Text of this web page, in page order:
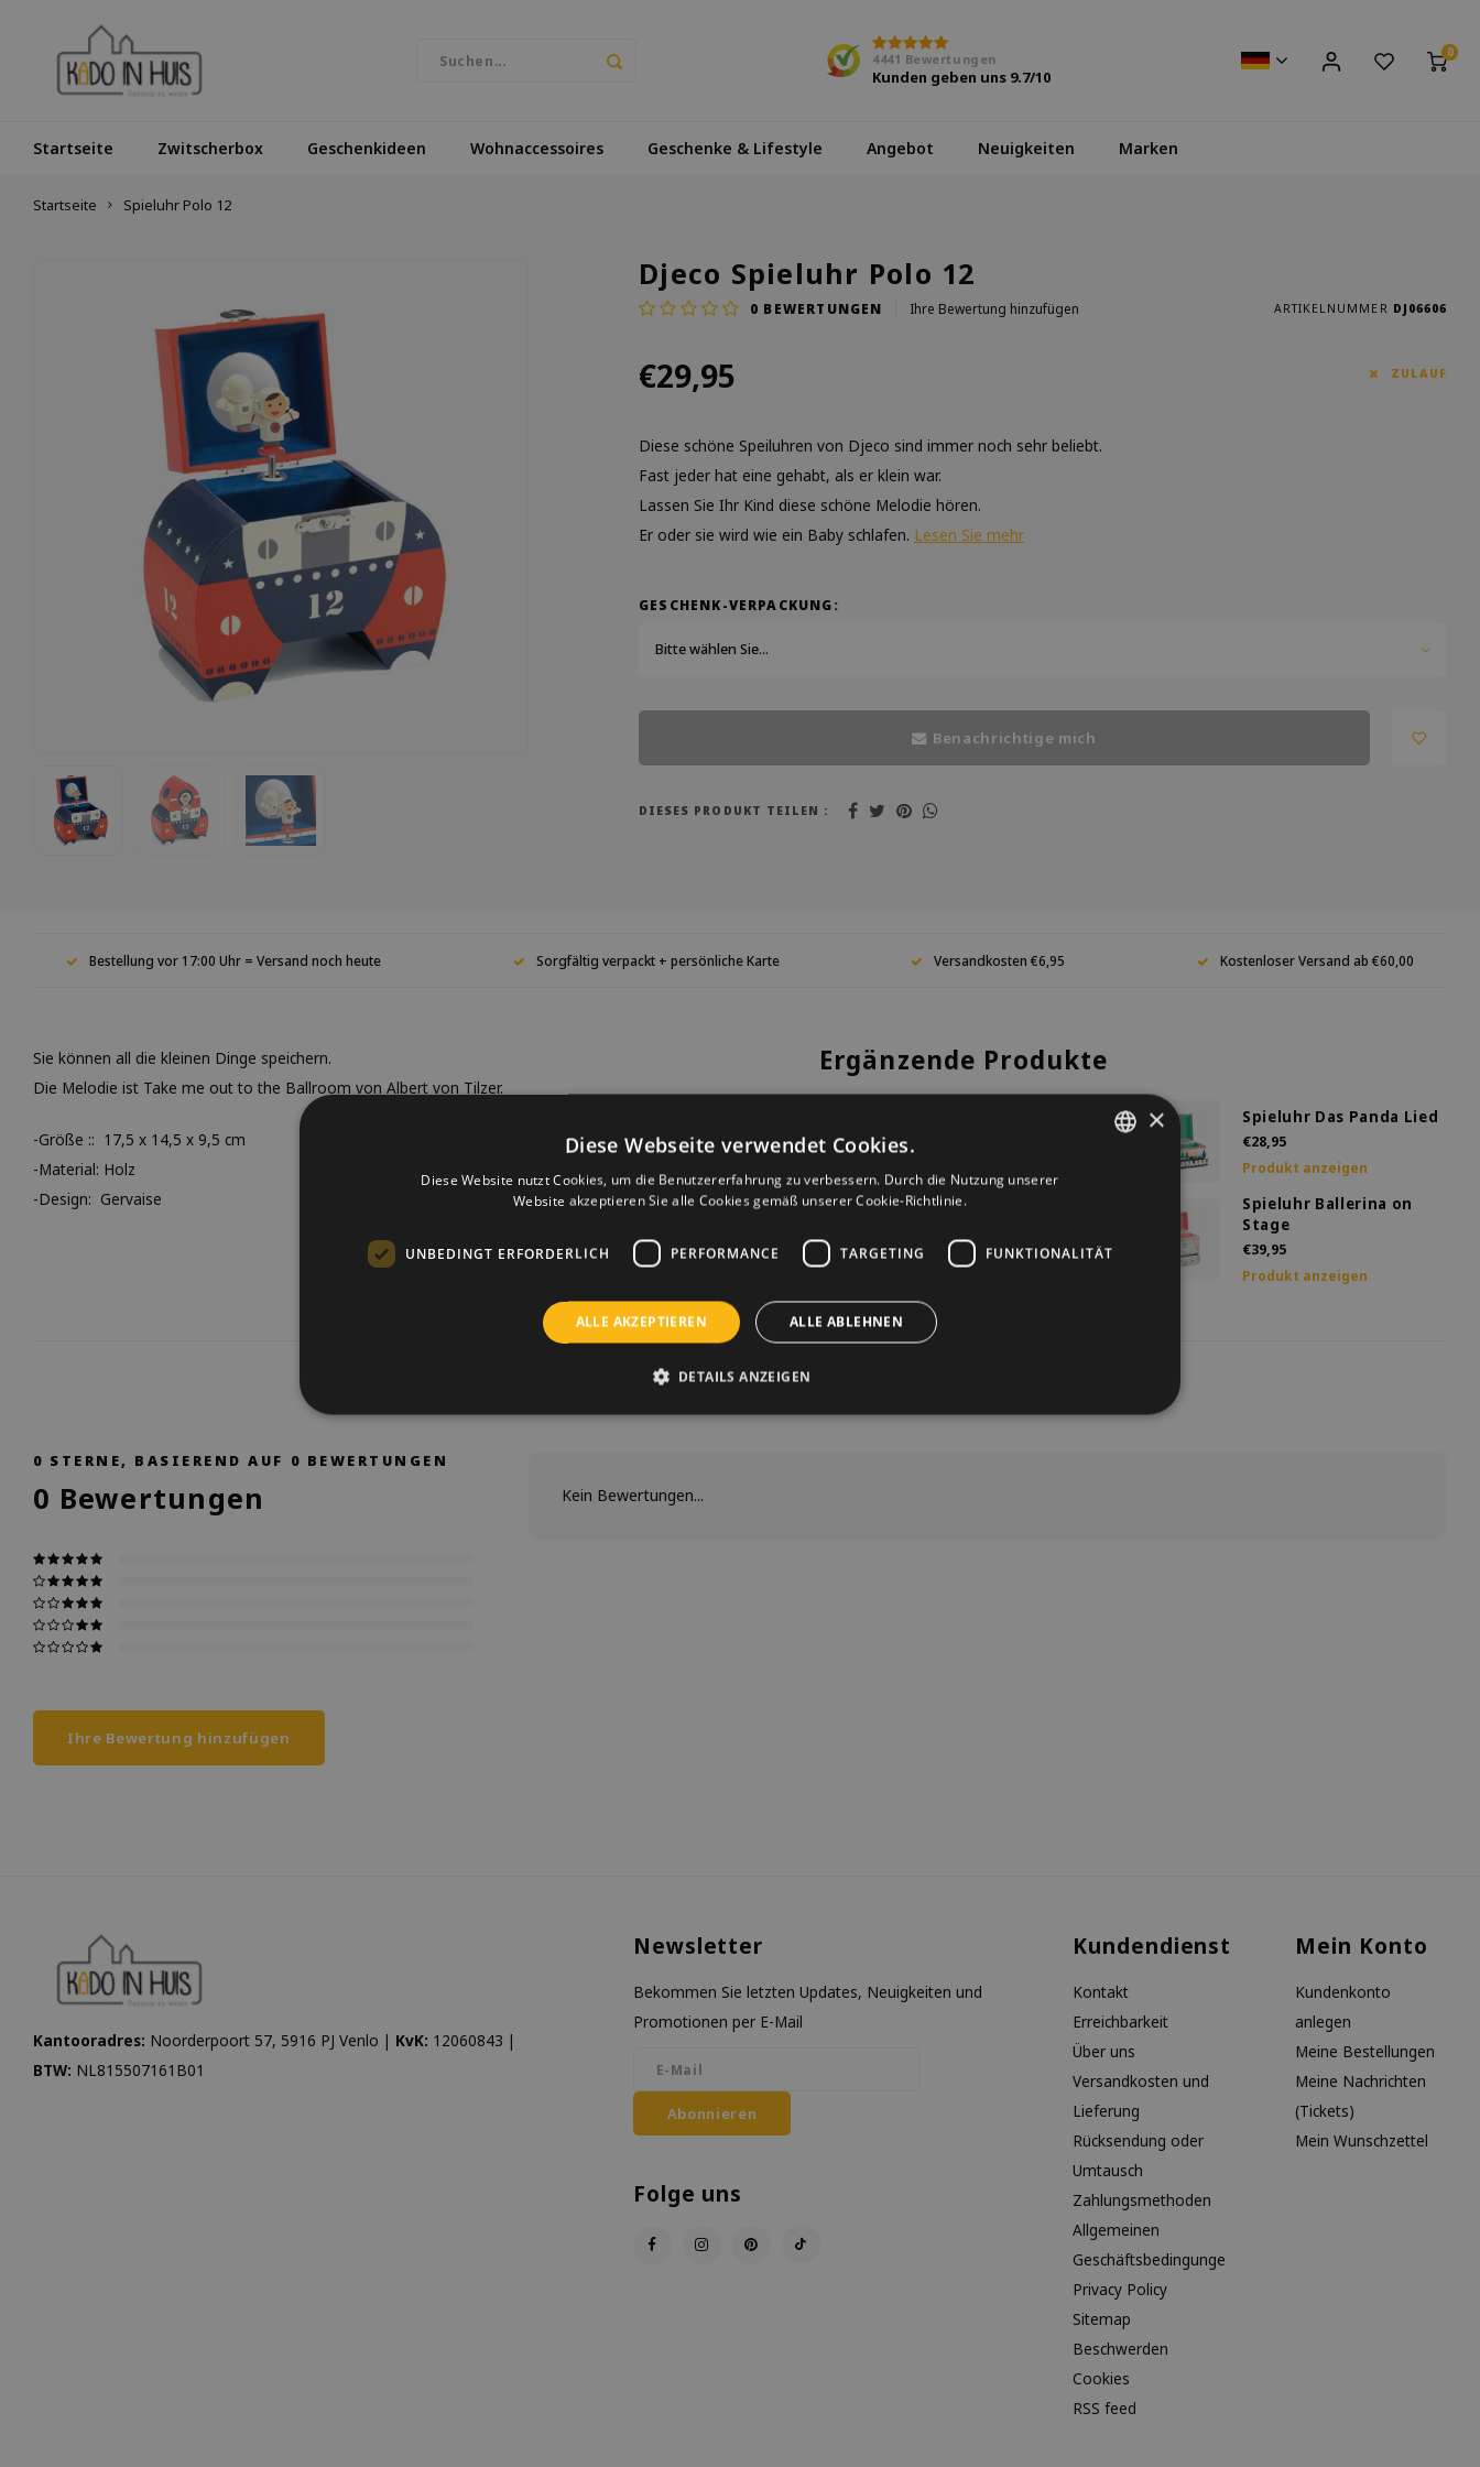
4441 Bewertungen
Kunden geben uns 9.7/10
0
Startseite Zwitscherbox Geschenkideen Wohnaccessoires Geschenke & Lifestyle Angebot Neuigkeiten Marken
Startseite Spieluhr Polo 12
Djeco Spieluhr Polo 12
0 BEWERTUNGEN Ihre Bewertung hinzufügen ARTIKELNUMMER DJ06606
€29,95 ZULAUF
Diese schöne Speiluhren von Djeco sind immer noch sehr beliebt.
Fast jeder hat eine gehabt, als er klein war.
Lassen Sie Ihr Kind diese schöne Melodie hören.
Er oder sie wird wie ein Baby schlafen. Lesen Sie mehr
GESCHENK-VERPACKUNG:
Bitte wählen Sie...
Benachrichtige mich
DIESES PRODUKT TEILEN :
Bestellung vor 17:00 Uhr = Versand noch heute Sorgfältig verpackt + persönliche Karte Versandkosten €6,95 Kostenloser Versand ab €60,00
Sie können all die kleinen Dinge speichern.
Die Melodie ist Take me out to the Ballroom von Albert von Tilzer.
-Größe :: 17,5 x 14,5 x 9,5 cm
-Material: Holz
-Design: Gervaise
Ergänzende Produkte
Spieluhr Das Panda Lied
€28,95
Produkt anzeigen
Regenmacher Baby Raini
Produkt anzeigen
Spieluhr Ballerina on
Stage
€39,95
Produkt anzeigen
0 STERNE, BASIEREND AUF 0 BEWERTUNGEN
0 Bewertungen
Ihre Bewertung hinzufügen
Kein Bewertungen...
Kantooradres: Noorderpoort 57, 5916 PJ Venlo | KvK: 12060843 |
BTW: NL815507161B01
Newsletter
Bekommen Sie letzten Updates, Neuigkeiten und
Promotionen per E-Mail
Abonnieren
Folge uns
Kundendienst
Kontakt
Erreichbarkeit
Über uns
Versandkosten und
Lieferung
Rücksendung oder
Umtausch
Zahlungsmethoden
Allgemeinen
Geschäftsbedingunge
Privacy Policy
Sitemap
Beschwerden
Cookies
RSS feed
Mein Konto
Kundenkonto
anlegen
Meine Bestellungen
Meine Nachrichten
(Tickets)
Mein Wunschzettel
ENGLISH
×
Diese Webseite verwendet Cookies.
Diese Website nutzt Cookies, um die Benutzererfahrung zu verbessern. Durch die Nutzung unserer
Website akzeptieren Sie alle Cookies gemäß unserer Cookie-Richtlinie.
UNBEDINGT ERFORDERLICH PERFORMANCE TARGETING FUNKTIONALITÄT
ALLE AKZEPTIEREN ALLE ABLEHNEN
DETAILS ANZEIGEN